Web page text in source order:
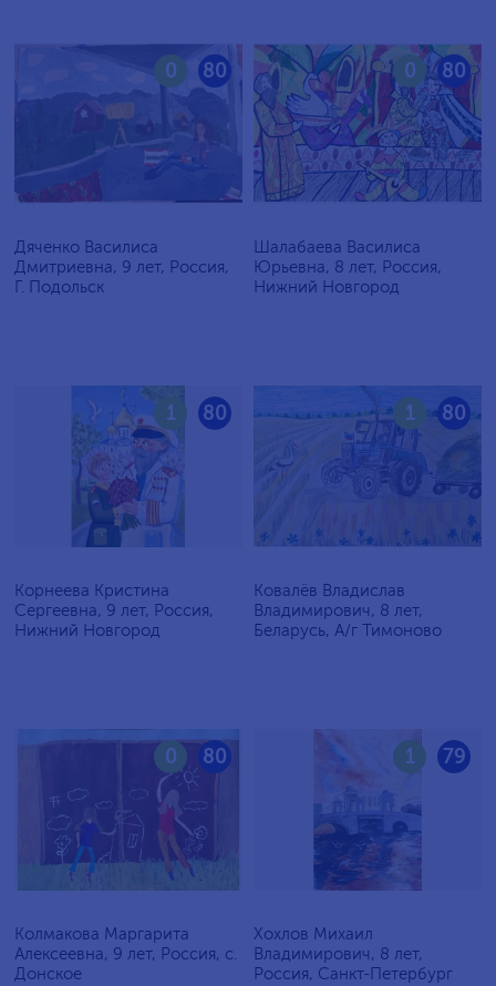
80
0
Дяченко Василиса
Дмитриевна, 9 лет, Россия,
Г. Подольск
80
0
Шалабаева Василиса
Юрьевна, 8 лет, Россия,
Нижний Новгород
80
1
Корнеева Кристина
Сергеевна, 9 лет, Россия,
Нижний Новгород
80
1
Ковалёв Владислав
Владимирович, 8 лет,
Беларусь, А/г Тимоново
80
0
Колмакова Маргарита
Алексеевна, 9 лет, Россия, с.
Донское
79
1
Хохлов Михаил
Владимирович, 8 лет,
Россия, Санкт-Петербург